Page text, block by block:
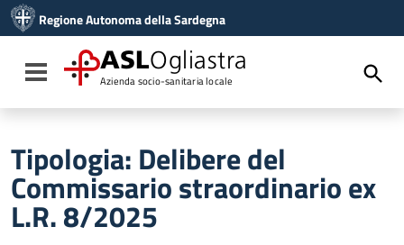
Vai al menu di navigazione
Vai al footer
Regione Autonoma della Sardegna
Toggle navigation
ASLOgliastra
Azienda socio-sanitaria locale
Tipologia: Delibere del
Commissario straordinario ex
L.R. 8/2025